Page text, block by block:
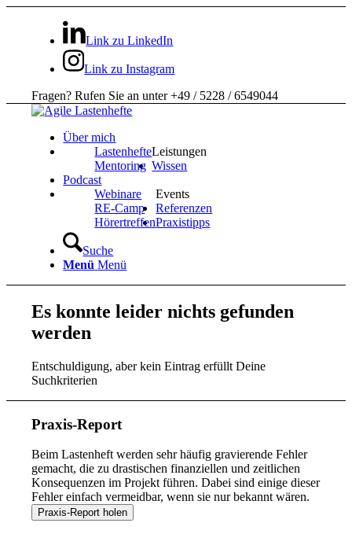
Link zu LinkedIn
Link zu Instagram
Fragen? Rufen Sie an unter +49 / 5228 / 6549044
Über mich
Leistungen
Lastenhefte
Mentoring Wissen
Podcast
Events
Webinare
RE-Camp
Hörertreffen
Referenzen
Praxistipps
Suche
Menü Menü
Es konnte leider nichts gefunden
werden
Entschuldigung, aber kein Eintrag erfüllt Deine
Suchkriterien
Praxis-Report
Beim Lastenheft werden sehr häufig gravierende Fehler
gemacht, die zu drastischen finanziellen und zeitlichen
Konsequenzen im Projekt führen. Dabei sind einige dieser
Fehler einfach vermeidbar, wenn sie nur bekannt wären.